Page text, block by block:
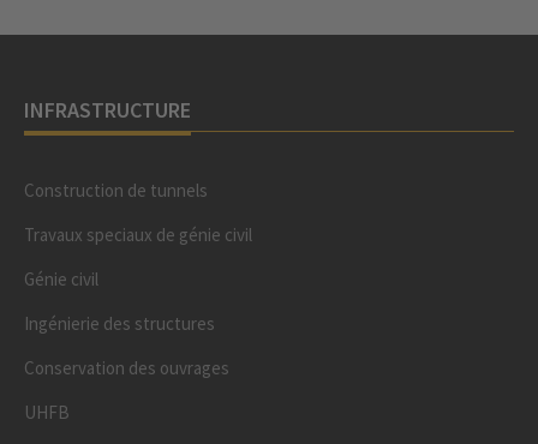
INFRASTRUCTURE
Construction de tunnels
Travaux speciaux de génie civil
Génie civil
Ingénierie des structures
Conservation des ouvrages
UHFB